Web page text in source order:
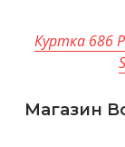
Куртка 686
Магазин